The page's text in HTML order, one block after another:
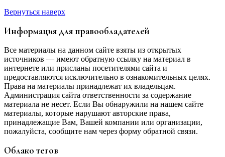
Вернуться наверх
Информация для правообладателей
Все материалы на данном сайте взяты из открытых
источников — имеют обратную ссылку на материал в
интернете или присланы посетителями сайта и
предоставляются исключительно в ознакомительных целях.
Права на материалы принадлежат их владельцам.
Администрация сайта ответственности за содержание
материала не несет. Если Вы обнаружили на нашем сайте
материалы, которые нарушают авторские права,
принадлежащие Вам, Вашей компании или организации,
пожалуйста, сообщите нам через форму обратной связи.
Облако тегов